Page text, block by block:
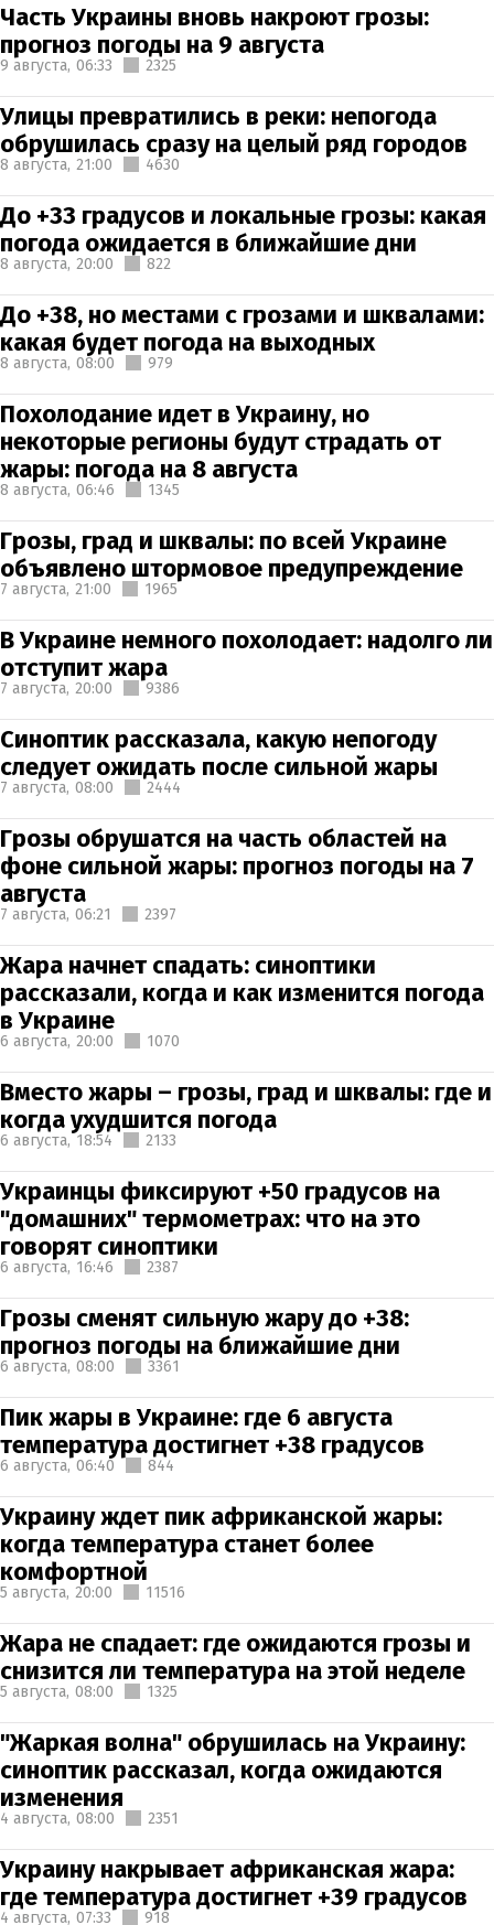
Часть Украины вновь накроют грозы:
прогноз погоды на 9 августа
9 августа, 06:33 2325
Улицы превратились в реки: непогода
обрушилась сразу на целый ряд городов
8 августа, 21:00 4630
До +33 градусов и локальные грозы: какая
погода ожидается в ближайшие дни
8 августа, 20:00 822
До +38, но местами с грозами и шквалами:
какая будет погода на выходных
8 августа, 08:00 979
Похолодание идет в Украину, но
некоторые регионы будут страдать от
жары: погода на 8 августа
8 августа, 06:46 1345
Грозы, град и шквалы: по всей Украине
объявлено штормовое предупреждение
7 августа, 21:00 1965
В Украине немного похолодает: надолго ли
отступит жара
7 августа, 20:00 9386
Синоптик рассказала, какую непогоду
следует ожидать после сильной жары
7 августа, 08:00 2444
Грозы обрушатся на часть областей на
фоне сильной жары: прогноз погоды на 7
августа
7 августа, 06:21 2397
Жара начнет спадать: синоптики
рассказали, когда и как изменится погода
в Украине
6 августа, 20:00 1070
Вместо жары – грозы, град и шквалы: где и
когда ухудшится погода
6 августа, 18:54 2133
Украинцы фиксируют +50 градусов на
"домашних" термометрах: что на это
говорят синоптики
6 августа, 16:46 2387
Грозы сменят сильную жару до +38:
прогноз погоды на ближайшие дни
6 августа, 08:00 3361
Пик жары в Украине: где 6 августа
температура достигнет +38 градусов
6 августа, 06:40 844
Украину ждет пик африканской жары:
когда температура станет более
комфортной
5 августа, 20:00 11516
Жара не спадает: где ожидаются грозы и
снизится ли температура на этой неделе
5 августа, 08:00 1325
"Жаркая волна" обрушилась на Украину:
синоптик рассказал, когда ожидаются
изменения
4 августа, 08:00 2351
Украину накрывает африканская жара:
где температура достигнет +39 градусов
4 августа, 07:33 918